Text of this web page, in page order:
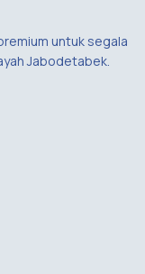
untuk segala
Jabodetabek.